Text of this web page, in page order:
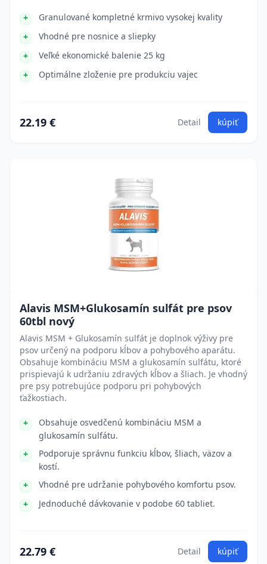
Granulované kompletné krmivo vysokej kvality
Vhodné pre nosnice a sliepky
Veľké ekonomické balenie 25 kg
Optimálne zloženie pre produkciu vajec
22.19 € Detail kúpiť
Alavis MSM+Glukosamín sulfát pre psov
60tbl nový
Alavis MSM + Glukosamín sulfát je doplnok výživy pre
psov určený na podporu kĺbov a pohybového aparátu.
Obsahuje kombináciu MSM a glukosamín sulfátu, ktoré
prispievajú k udržaniu zdravých kĺbov a šliach. Je vhodný
pre psy potrebujúce podporu pri pohybových
ťažkostiach.
Obsahuje osvedčenú kombináciu MSM a
glukosamín sulfátu.
Podporuje správnu funkciu kĺbov, šliach, väzov a
kostí.
Vhodné pre udržanie pohybového komfortu psov.
Jednoduché dávkovanie v podobe 60 tabliet.
22.79 € Detail kúpiť